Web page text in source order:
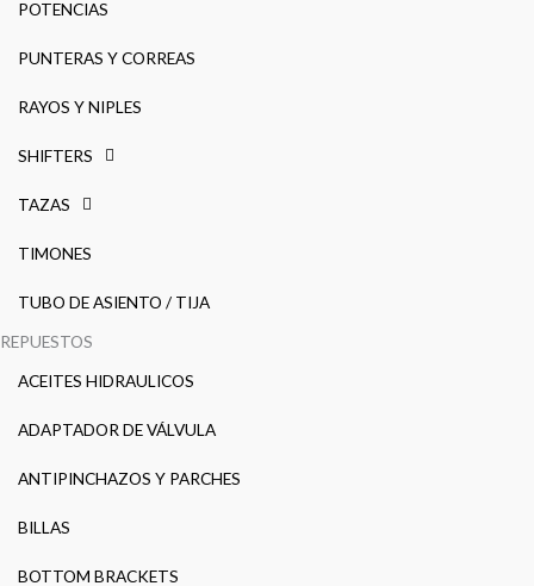
POTENCIAS
PUNTERAS Y CORREAS
RAYOS Y NIPLES
SHIFTERS
TAZAS
TIMONES
TUBO DE ASIENTO / TIJA
REPUESTOS
ACEITES HIDRAULICOS
ADAPTADOR DE VÁLVULA
ANTIPINCHAZOS Y PARCHES
BILLAS
BOTTOM BRACKETS